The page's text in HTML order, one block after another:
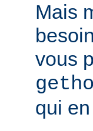
Mais
vous
qui